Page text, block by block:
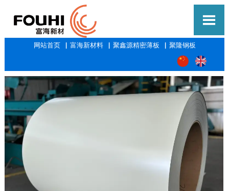

网站首页▕ 富海新材料▕ 聚鑫源精密薄板 ▕ 聚隆钢板